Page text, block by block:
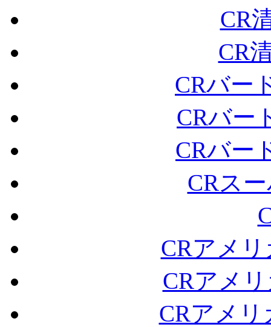
CR
CR
CRバー
CRバー
CRバー
CRス
CRアメ
CRアメ
CRアメ